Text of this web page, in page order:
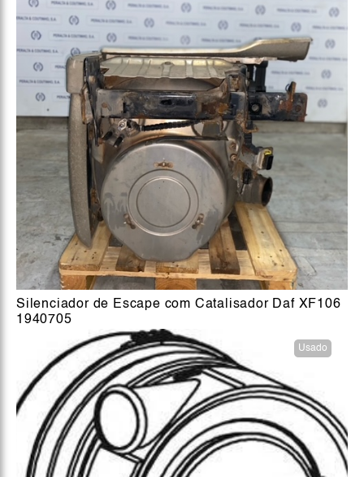
Silenciador de Escape com Catalisador Daf XF106
1940705
Usado